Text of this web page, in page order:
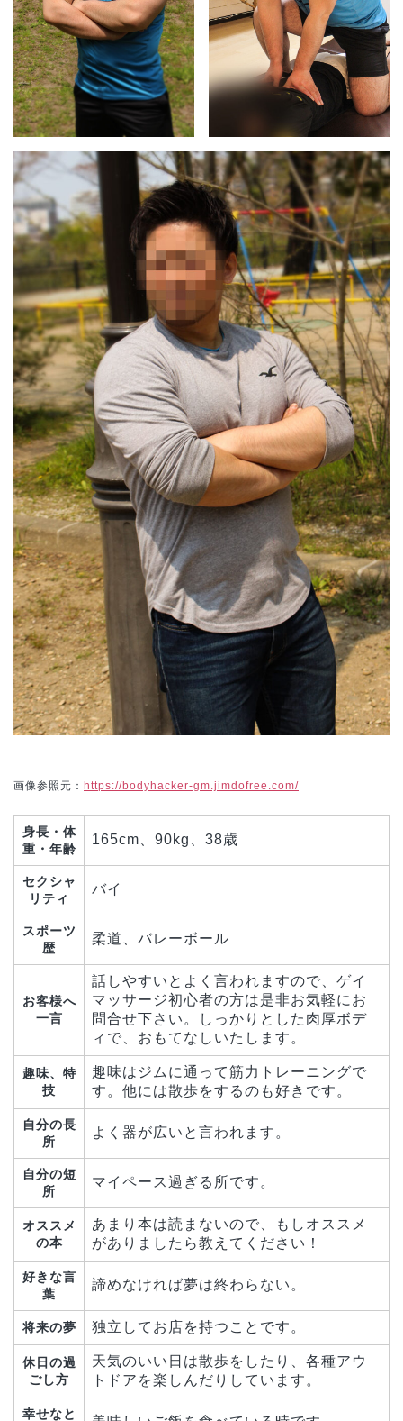
画像参照元： https://bodyhacker-gm.jimdofree.com/
身長・体
重・年齢
165cm、90kg、38歳
セクシャ
リティ
バイ
スポーツ
歴
柔道、バレーボール
お客様へ
一言
話しやすいとよく言われますので、ゲイ
マッサージ初心者の方は是非お気軽にお
問合せ下さい。しっかりとした肉厚ボデ
ィで、おもてなしいたします。
趣味、特
技
趣味はジムに通って筋力トレーニングで
す。他には散歩をするのも好きです。
自分の長
所
よく器が広いと言われます。
自分の短
所
マイペース過ぎる所です。
オススメ
の本
あまり本は読まないので、もしオススメ
がありましたら教えてください！
好きな言
葉
諦めなければ夢は終わらない。
将来の夢 独立してお店を持つことです。
休日の過
ごし方
天気のいい日は散歩をしたり、各種アウ
トドアを楽しんだりしています。
幸せなと